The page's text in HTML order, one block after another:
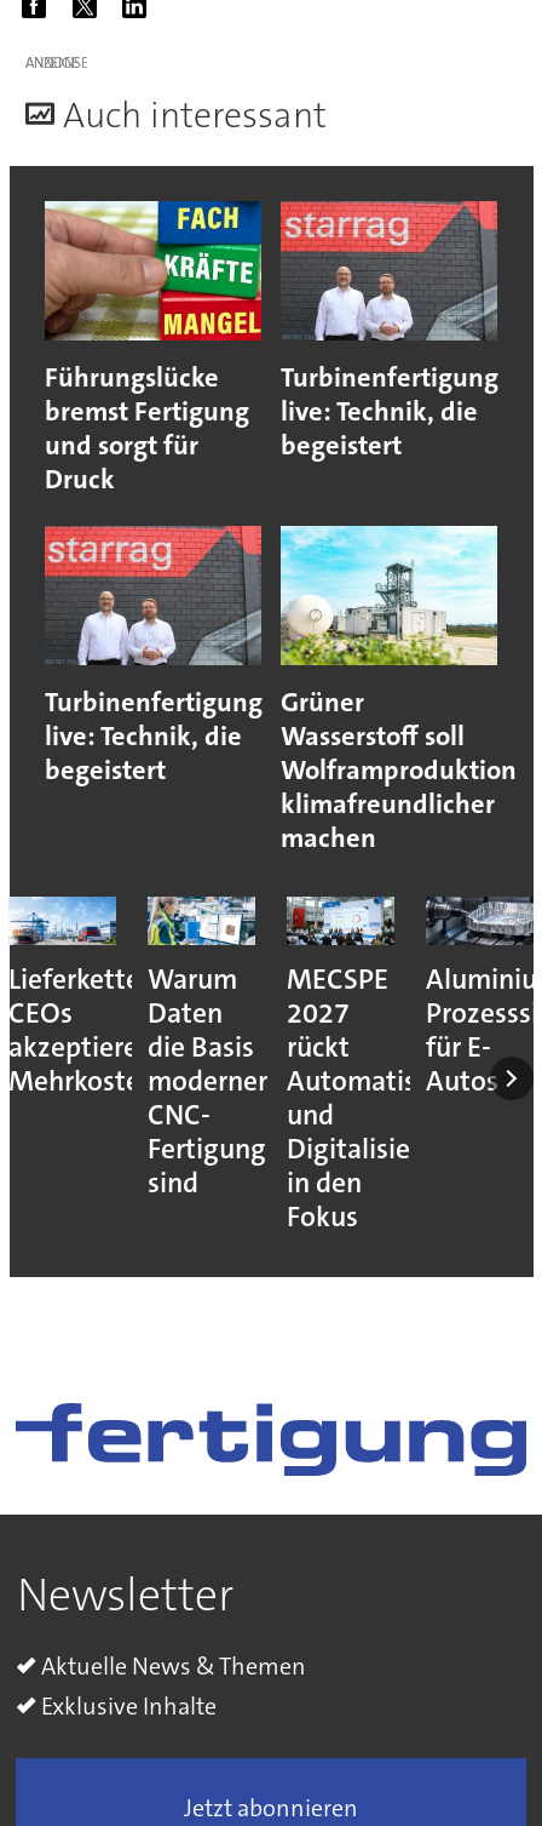
ANZEIGE
Auch interessant
Führungslücke
bremst Fertigung
und sorgt für
Druck
Turbinenfertigung
live: Technik, die
begeistert
Turbinenfertigung
live: Technik, die
begeistert
Grüner
Wasserstoff soll
Wolframproduktion
klimafreundlicher
machen
Lieferkettenresilienz:
CEOs
akzeptieren
Mehrkosten
Warum
Daten
die Basis
moderner
CNC-
Fertigung
sind
MECSPE
2027
rückt
Automatisierung
und
Digitalisierung
in den
Fokus
für E-
Autos
Newsletter
Aktuelle News & Themen
Exklusive Inhalte
Jetzt abonnieren